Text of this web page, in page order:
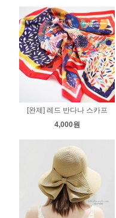
[완제] 레드 반다나 스카프
4,000원